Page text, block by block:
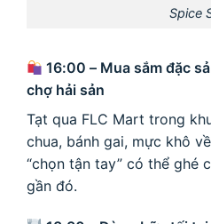
Spice
16:00 – Mua sắm đặc
chợ hải sản
Tạt qua FLC Mart trong
chua, bánh gai, mực khô
“chọn tận tay” có thể ghé
gần đó.